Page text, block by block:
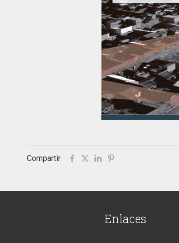
Compartir
Enlaces